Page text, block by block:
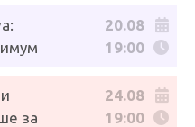
20.08
19:00
за
24.08
19:00